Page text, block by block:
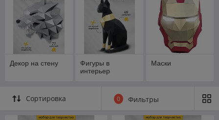
Декор на стену
Фигуры в
интерьер
Маски
Сортировка 0 Фильтры